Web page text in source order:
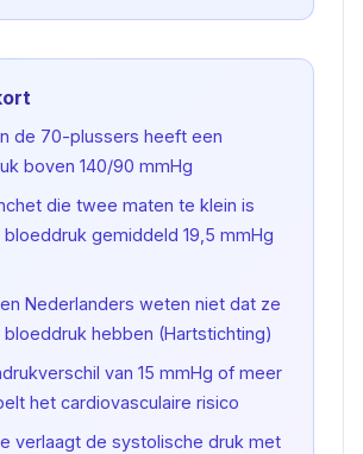
de 70-plussers heeft een
boven 140/90 mmHg
die twee maten te klein is
gemiddeld 19,5 mmHg
Nederlanders weten niet dat ze
hebben (Hartstichting)
van 15 mmHg of meer
het cardiovasculaire risico
verlaagt de systolische druk met